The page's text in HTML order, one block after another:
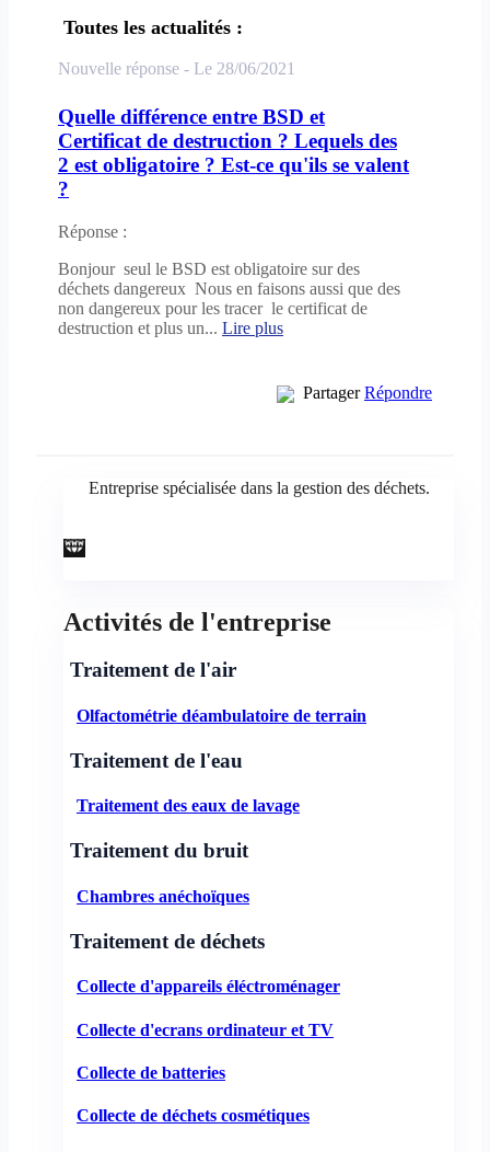
Toutes les actualités :
Nouvelle réponse - Le 28/06/2021
Quelle différence entre BSD et
Certificat de destruction ? Lequels des
2 est obligatoire ? Est-ce qu'ils se valent
?
Réponse :
Bonjour seul le BSD est obligatoire sur des
déchets dangereux Nous en faisons aussi que des
non dangereux pour les tracer le certificat de
destruction et plus un... Lire plus
Partager Répondre
Entreprise spécialisée dans la gestion des déchets.
Activités de l'entreprise
Traitement de l'air
Olfactométrie déambulatoire de terrain
Traitement de l'eau
Traitement des eaux de lavage
Traitement du bruit
Chambres anéchoïques
Traitement de déchets
Collecte d'appareils éléctroménager
Collecte d'ecrans ordinateur et TV
Collecte de batteries
Collecte de déchets cosmétiques